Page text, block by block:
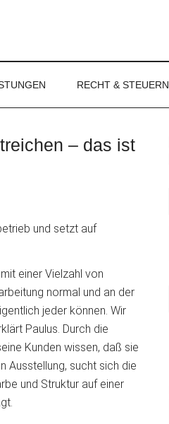
RECHT & STEUERN
– das ist
einer Vielzahl von
normal und an der
jeder können. Wir
Paulus. Durch die
Kunden wissen, daß sie
Ausstellung, sucht sich die
und Struktur auf einer